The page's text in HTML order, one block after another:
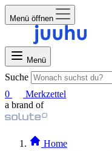
Menü öffnen
Menü
Suche
0
Merkzettel
a brand of
Home